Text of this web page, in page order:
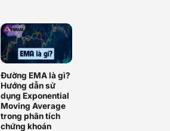
Đường EMA là gì?
Hướng dẫn sử
dụng Exponential
Moving Average
trong phân tích
chứng khoán